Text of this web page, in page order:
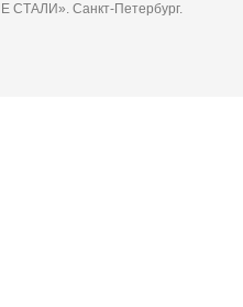
Санкт-Петербург.